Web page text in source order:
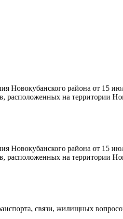
Новокубанского района от 15
на территории
Новокубанского района от 15
на территории
связи, жилищных